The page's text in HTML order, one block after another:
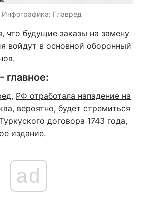
Главред
что будущие заказы на замену
войдут в основной оборонный
главное:
, РФ отработала нападение на
вероятно, будет стремиться
договора 1743 года,
издание.
ad